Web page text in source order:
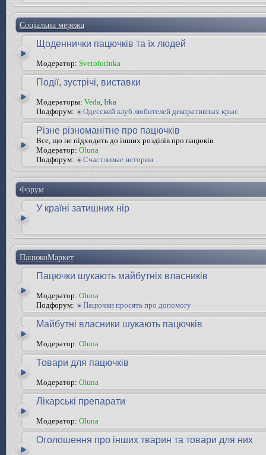
Соціальна мережа
Щоденнички пацючків та їх людей
Модератор: Svetoforinka
Події, зустрічі, виставки
Модераторы: Veda, Irka
Подфорум:
Одесский клуб любителей декоративных крыс
Різне різноманітне про пацючків
Все, що не підходить до інших розділів про пацюків.
Модератор: Oluna
Подфорум:
Счастливые истории
Форум
У країні затишних нір
ПацюкоМаркет
Пацючки шукають майбутніх власників
Модератор: Oluna
Подфорум:
Пацючки просять про допомогу
Майбутні власники шукають пацючків
Модератор: Oluna
Товари для пацючків
Модератор: Oluna
Лікарські препарати
Модератор: Oluna
Оголошення про інших тварин та товари для них